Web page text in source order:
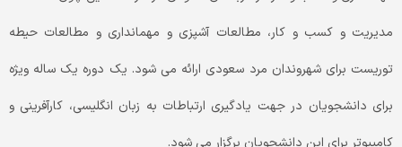
مدیریت و کسب و کار، مطالعات آشپزی و مهمانداری و مطالعات حیطه
توریست برای شهروندان مرد سعودی ارائه می شود. یک دوره یک ساله ویژه
برای دانشجویان در جهت یادگیری ارتباطات به زبان انگلیسی، کارآفرینی و
کامپیوتر برای این دانشجویان برگزار می شود.